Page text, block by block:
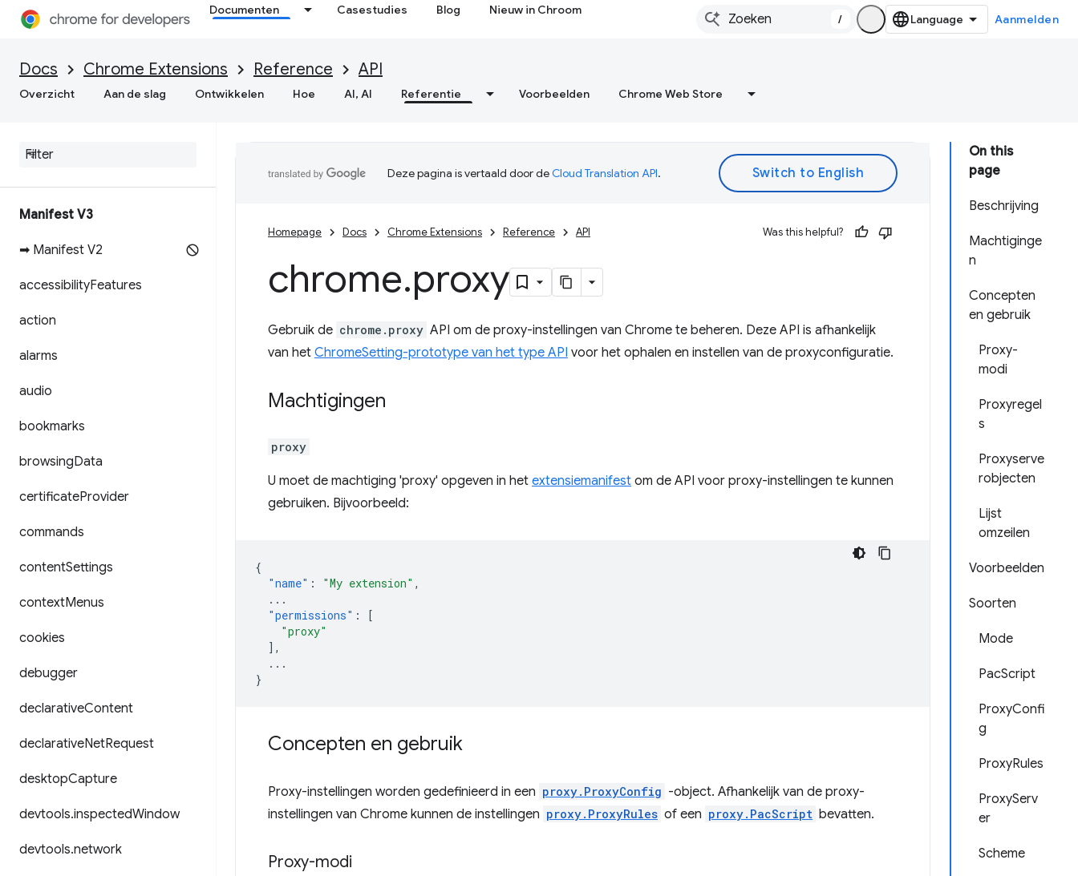
Documenten Casestudies Blog Nieuw in Chroom
/ Aanmelden
Docs Chrome Extensions Reference API
Overzicht Aan de slag Ontwikkelen Hoe AI, AI Referentie Voorbeelden Chrome Web Store
Manifest V3
➡ Manifest V2
accessibilityFeatures
action
alarms
audio
bookmarks
browsingData
certificateProvider
commands
contentSettings
contextMenus
cookies
debugger
declarativeContent
declarativeNetRequest
desktopCapture
devtools.inspectedWindow
devtools.network
On this
page
Beschrijving
Machtiginge
n
Concepten
en gebruik
Proxy-
modi
Proxyregel
s
Proxyserve
robjecten
Lijst
omzeilen
Voorbeelden
Soorten
Mode
PacScript
ProxyConfi
g
ProxyRules
ProxyServ
er
Scheme
Deze pagina is vertaald door deCloud Translation API.
Homepage Docs Chrome Extensions Reference API Was this helpful?
chrome.proxy
Gebruik de chrome.proxy API om de proxy-instellingen van Chrome te beheren. Deze API is afhankelijk
van het ChromeSetting-prototype van het type API voor het ophalen en instellen van de proxyconfiguratie.
Machtigingen
proxy
U moet de machtiging 'proxy' opgeven in het extensiemanifest om de API voor proxy-instellingen te kunnen
gebruiken. Bijvoorbeeld:
{
"name" : "My extension" ,
...
"permissions" :
[
"proxy"
],
...
}
Concepten en gebruik
Proxy-instellingen worden gedefinieerd in een proxy.ProxyConfig -object. Afhankelijk van de proxy-
instellingen van Chrome kunnen de instellingen proxy.ProxyRules of een proxy.PacScript bevatten.
Proxy-modi